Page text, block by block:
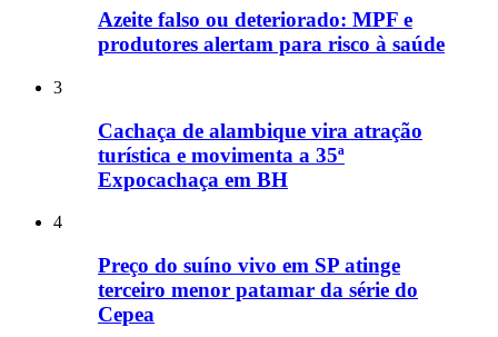
Azeite falso ou deteriorado: MPF e
produtores alertam para risco à saúde
3
Cachaça de alambique vira atração
turística e movimenta a 35ª
Expocachaça em BH
4
Preço do suíno vivo em SP atinge
terceiro menor patamar da série do
Cepea